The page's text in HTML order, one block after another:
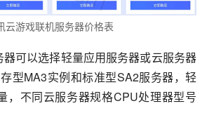
云游戏联机服务器价格表
可以选择轻量应用服务器或云服务器
型MA3实例和标准型SA2服务器，轻
，不同云服务器规格CPU处理器型号